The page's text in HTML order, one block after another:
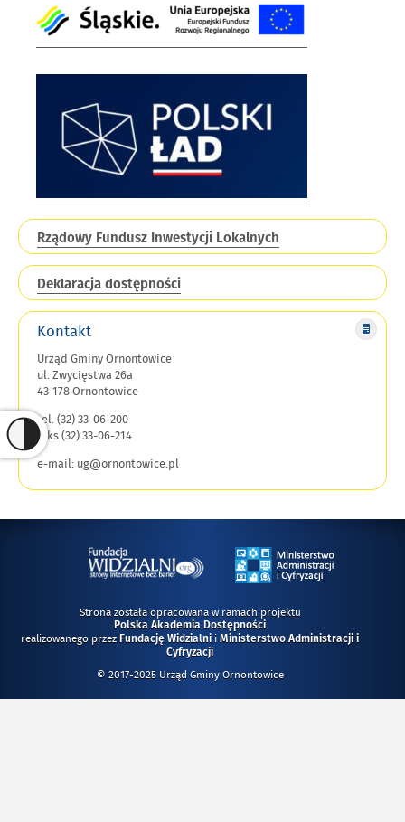
Rządowy Fundusz Inwestycji Lokalnych
Deklaracja dostępności
Kontakt
Urząd Gminy Ornontowice
ul. Zwycięstwa 26a
43-178 Ornontowice
tel. (32) 33-06-200
faks (32) 33-06-214
e-mail: ug@ornontowice.pl
Strona została opracowana w ramach projektu
Polska Akademia Dostępności
realizowanego przezFundację Widzialni iMinisterstwo Administracji i
Cyfryzacji
© 2017-2025 Urząd Gminy Ornontowice